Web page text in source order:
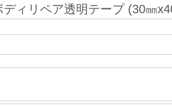
ィリペア透明テープ (30㎜